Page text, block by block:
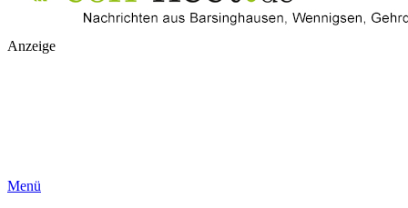
Anzeige
Menü